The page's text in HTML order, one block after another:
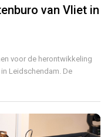
van Vliet in
voor de herontwikkeling
Leidschendam. De